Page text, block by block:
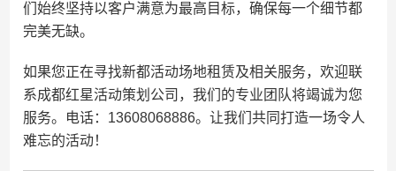
们始终坚持以客户满意为最高目标，确保每一个细节都
完美无缺。
如果您正在寻找新都活动场地租赁及相关服务，欢迎联
系成都红星活动策划公司，我们的专业团队将竭诚为您
服务。电话：13608068886。让我们共同打造一场令人
难忘的活动！